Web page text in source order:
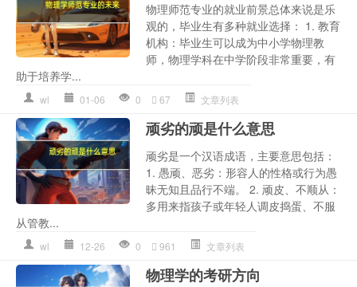
物理师范专业的就业前景总体来说是乐
观的，毕业生有多种就业选择： 1. 教育
机构：毕业生可以成为中小学物理教
师，物理学科在中学阶段非常重要，有
助于培养学...
wl 01-06 0 67 文章列表
顽劣的顽是什么意思
顽劣是一个汉语成语，主要意思包括：
1. 愚顽、恶劣：形容人的性格或行为愚
昧无知且品行不端。 2. 顽皮、不顺从：
多用来指孩子或年轻人调皮捣蛋、不服
从管教...
wl 12-26 0 961 文章列表
物理学的考研方向